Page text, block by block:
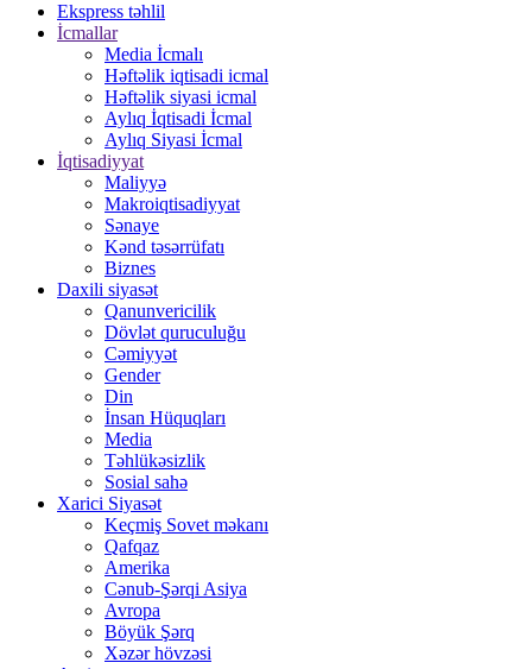
Ekspress təhlil
İcmallar
Media İcmalı
Həftəlik iqtisadi icmal
Həftəlik siyasi icmal
Aylıq İqtisadi İcmal
Aylıq Siyasi İcmal
İqtisadiyyat
Maliyyə
Makroiqtisadiyyat
Sənaye
Kənd təsərrüfatı
Biznes
Daxili siyasət
Qanunvericilik
Dövlət quruculuğu
Cəmiyyət
Gender
Din
İnsan Hüquqları
Media
Təhlükəsizlik
Sosial sahə
Xarici Siyasət
Keçmiş Sovet məkanı
Qafqaz
Amerika
Cənub-Şərqi Asiya
Avropa
Böyük Şərq
Xəzər hövzəsi